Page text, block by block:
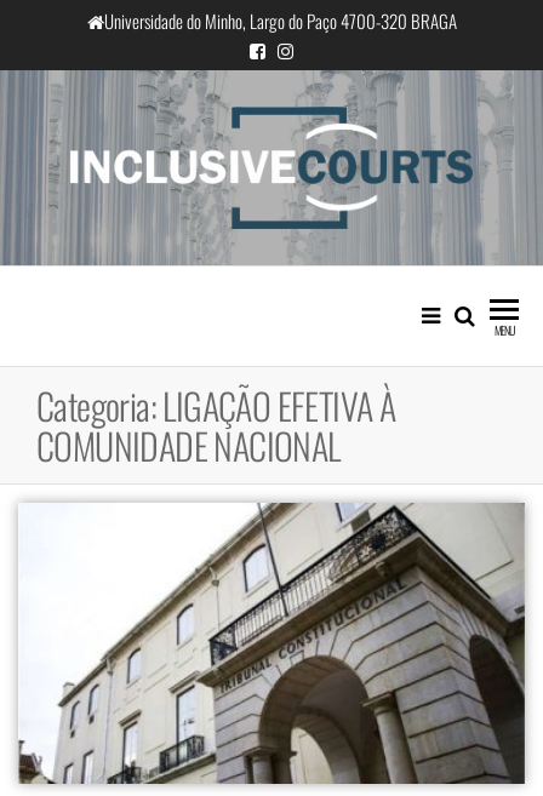
o
conteúdo
Universidade do Minho, Largo do Paço 4700-320 BRAGA
InclusiveCourts
Igualdade e diferença cultural na
prática judicial portuguesa
MENU
Categoria:LIGAÇÃO EFETIVA À
COMUNIDADE NACIONAL